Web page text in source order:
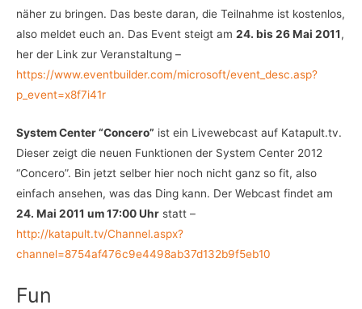
näher zu bringen. Das beste daran, die Teilnahme ist kostenlos,
also meldet euch an. Das Event steigt am 24. bis 26 Mai 2011,
her der Link zur Veranstaltung –
https://www.eventbuilder.com/microsoft/event_desc.asp?
p_event=x8f7i41r
System Center “Concero” ist ein Livewebcast auf Katapult.tv.
Dieser zeigt die neuen Funktionen der System Center 2012
“Concero”. Bin jetzt selber hier noch nicht ganz so fit, also
einfach ansehen, was das Ding kann. Der Webcast findet am
24. Mai 2011 um 17:00 Uhr statt –
http://katapult.tv/Channel.aspx?
channel=8754af476c9e4498ab37d132b9f5eb10
Fun